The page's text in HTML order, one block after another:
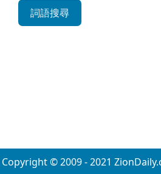
詞語搜尋
Copyright © 2009 - 2021